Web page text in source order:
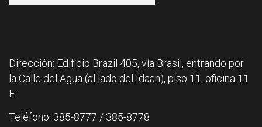
Dirección: Edificio Brazil 405, vía Brasil, entrando por
la Calle del Agua (al lado del Idaan), piso 11, oficina 11
F.
Teléfono: 385-8777 / 385-8778